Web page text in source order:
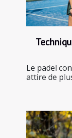
Le padel
attire de